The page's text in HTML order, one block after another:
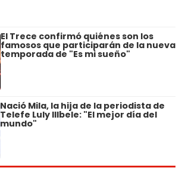
El Trece confirmó quiénes son los
famosos que participarán de la nueva
temporada de "Es mi sueño"
Nació Mila, la hija de la periodista de
Telefe Luly Illbele: "El mejor día del
mundo"